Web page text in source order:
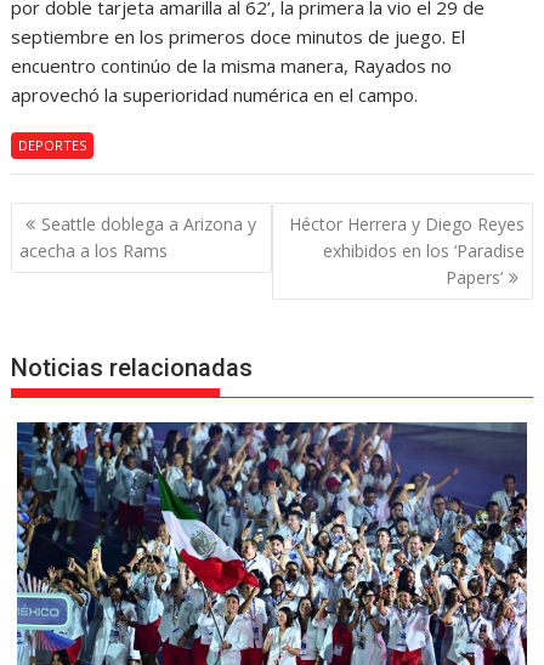
por doble tarjeta amarilla al 62’, la primera la vio el 29 de
septiembre en los primeros doce minutos de juego. El
encuentro continúo de la misma manera, Rayados no
aprovechó la superioridad numérica en el campo.
DEPORTES
Navegación
de
entradas
Seattle doblega a Arizona y
acecha a los Rams
Héctor Herrera y Diego Reyes
exhibidos en los ‘Paradise
Papers’
Noticias relacionadas